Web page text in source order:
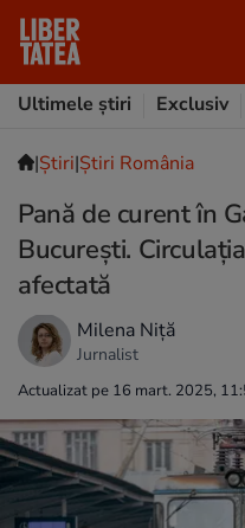
Ultimele știri
Exclusiv
|Ştiri|Știri România
Pană de curent în
București.
afectată
Milena Niță
Jurnalist
Actualizat pe 16 mart. 2025,